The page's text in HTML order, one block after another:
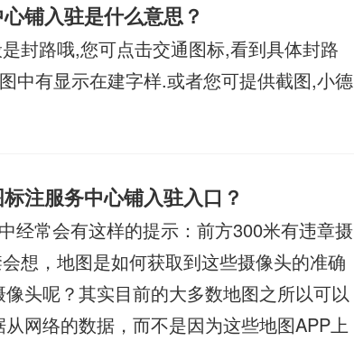
铺入驻是什么意思？
封路哦,您可点击交通图标,看到具体封路
中有显示在建字样.或者您可提供截图,小德
注服务中心铺入驻入口？
经常会有这样的提示：前方300米有违章摄
想，地图是如何获取到这些摄像头的准确
头呢？其实目前的大多数地图之所以可以
网络的数据，而不是因为这些地图APP上